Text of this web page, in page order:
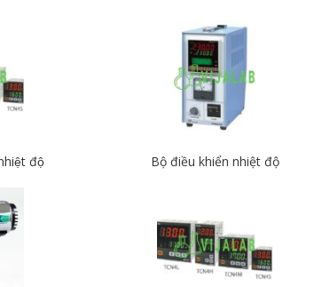
độ Bộ điều khiển nhiệt độ